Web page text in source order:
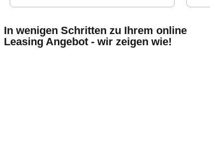
In wenigen Schritten zu Ihrem online
Leasing Angebot - wir zeigen wie!